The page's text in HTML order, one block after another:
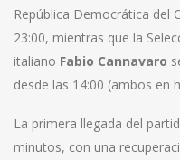
República Democrática del
23:00, mientras que la
italiano Fabio Cannavaro
desde las 14:00 (ambos en
La primera llegada del
minutos, con una